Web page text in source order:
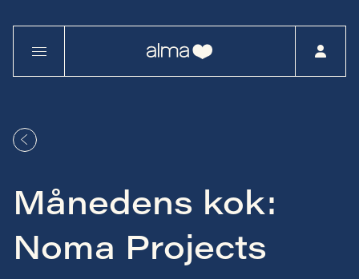
Månedens kok:
Noma Projects